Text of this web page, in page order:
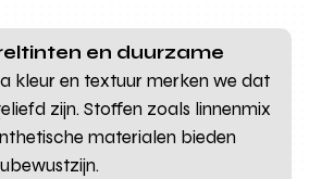
en duurzame
kleur en textuur merken we dat
zijn. Stoffen zoals linnenmix
materialen bieden